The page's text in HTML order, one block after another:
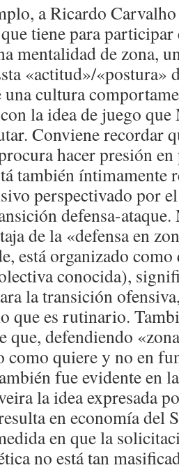
a Ricardo
tiene para participar
mentalidad de zona,
«actitud»/«postura»
una cultura
la idea de juego
Conviene recordar
hacer presión
también íntimamente
perspectivado por
defensa-
de la «defensa en
está organizado
conocida),
la transición
que es rutinario.
que, defendiendo
como quiere y no en
fue evidente en
la idea expresada
en economía del
en que la
no está tan